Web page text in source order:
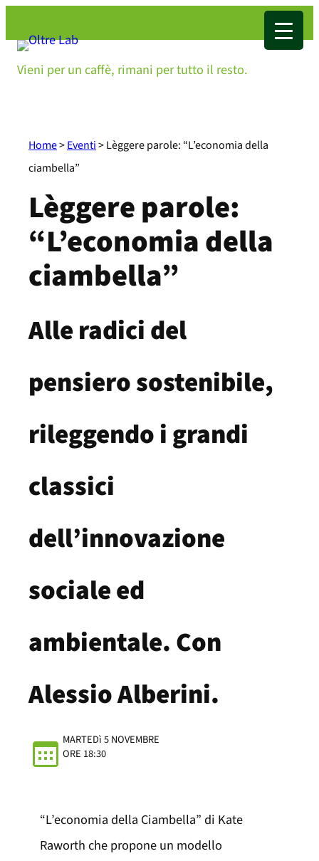
Vieni per un caffè, rimani per tutto il resto.
Home>Eventi>Lèggere parole: “L’economia della
ciambella”
Lèggere parole:
“L’economia della
ciambella”
Alle radici del
pensiero sostenibile,
rileggendo i grandi
classici
dell’innovazione
sociale ed
ambientale. Con
Alessio Alberini.
MARTEDì 5 NOVEMBRE
ORE 18:30
“L’economia della Ciambella” di Kate
Raworth che propone un modello